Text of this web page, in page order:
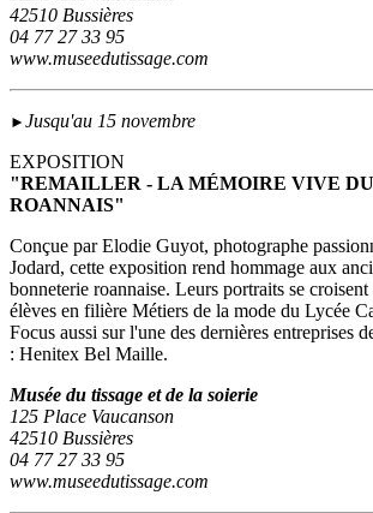
42510 Bussières
04 77 27 33 95
www.museedutissage.com
► Jusqu'au 15 novembre
EXPOSITION
"REMAILLER - LA MÉMOIRE VIVE
ROANNAIS"
Conçue par Elodie Guyot, photographe
Jodard, cette exposition rend hommage aux
bonneterie roannaise. Leurs portraits se croisent
élèves en filière Métiers de la mode du Lycée
Focus aussi sur l'une des dernières entreprises
: Henitex Bel Maille.
Musée du tissage et de la soierie
125 Place Vaucanson
42510 Bussières
04 77 27 33 95
www.museedutissage.com